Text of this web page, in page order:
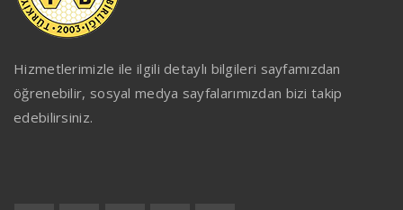
Hizmetlerimizle ile ilgili detaylı bilgileri sayfamızdan
öğrenebilir, sosyal medya sayfalarımızdan bizi takip
edebilirsiniz.